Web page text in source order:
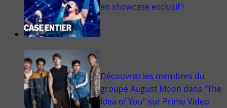
en showcase exclusif !
Découvrez les membres du
groupe August Moon dans "The
Idea of You" sur Prime Video